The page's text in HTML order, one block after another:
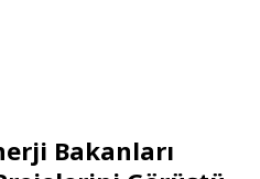
Bakanları